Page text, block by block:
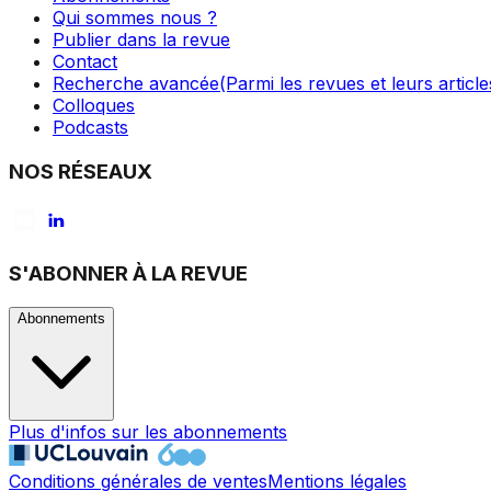
Qui sommes nous ?
Publier dans la revue
Contact
Recherche avancée(Parmi les revues et leurs
Colloques
Podcasts
NOS RÉSEAUX
S'ABONNER À LA REVUE
Abonnements
Plus d'infos sur les abonnements
Conditions générales de ventesMentions légales